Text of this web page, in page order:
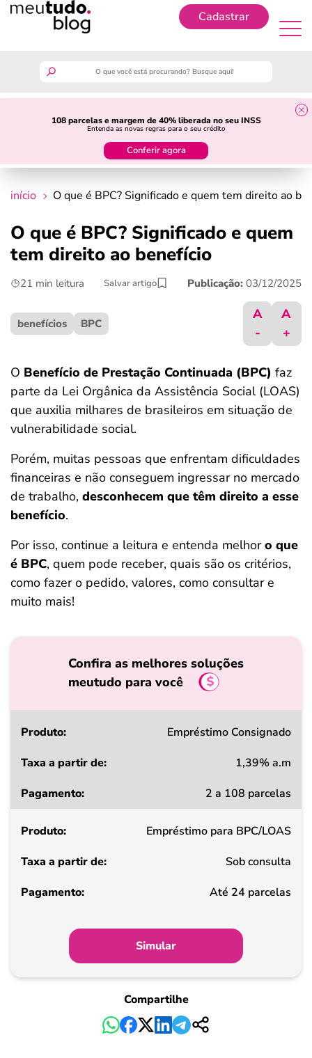
Cadastrar
108 parcelas e margem de 40% liberada no seu INSS
Entenda as novas regras para o seu crédito
Conferir agora
guia do trabalhador
crédito fácil
últimas notícias
ferramentas
início O que é BPC? Significado e quem tem direito ao
O que é BPC? Significado e quem
tem direito ao benefício
21 min leitura Salvar artigo Publicação: 03/12/2025
benefícios BPC
A
-
A
+
O Benefício de Prestação Continuada (BPC) faz
parte da Lei Orgânica da Assistência Social (LOAS)
que auxilia milhares de brasileiros em situação de
vulnerabilidade social.
Porém, muitas pessoas que enfrentam dificuldades
financeiras e não conseguem ingressar no mercado
de trabalho, desconhecem que têm direito a esse
benefício.
Por isso, continue a leitura e entenda melhoro que
é BPC, quem pode receber, quais são os critérios,
como fazer o pedido, valores, como consultar e
muito mais!
Confira as melhores soluções
meutudo para você
Produto
a
de
Pagamento
Empréstimo Consignado
1,39% a.m
2 a 108 parcelas
Empréstimo para BPC/LOAS
Sob consulta
Até 24 parcelas
Simular
Compartilhe